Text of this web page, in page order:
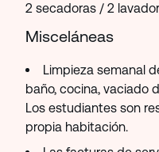
2 secadoras / 2
Misceláneas
Limpieza semanal
baño, cocina, vaciado
Los estudiantes son
propia habitación.